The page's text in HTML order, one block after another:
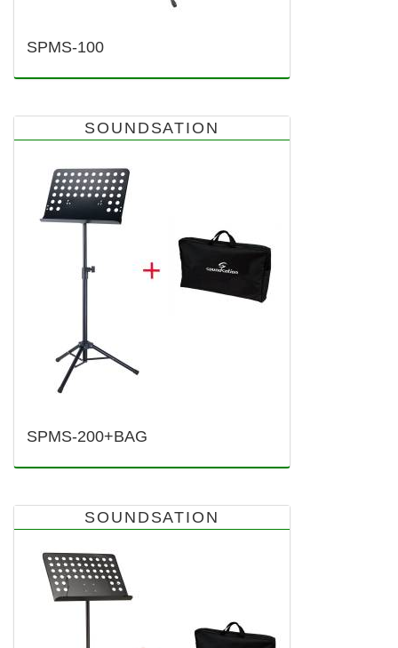
SPMS-100
SOUNDSATION
SPMS-200+BAG
SOUNDSATION